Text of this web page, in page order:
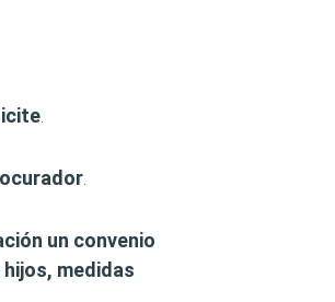
un convenio
medidas